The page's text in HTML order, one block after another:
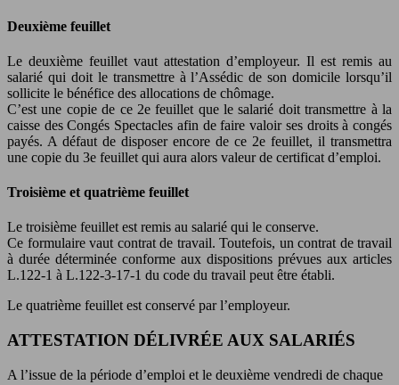
Deuxième feuillet
Le deuxième feuillet vaut attestation d’employeur. Il est remis au
salarié qui doit le transmettre à l’Assédic de son domicile lorsqu’il
sollicite le bénéfice des allocations de chômage.
C’est une copie de ce 2e feuillet que le salarié doit transmettre à la
caisse des Congés Spectacles afin de faire valoir ses droits à congés
payés. A défaut de disposer encore de ce 2e feuillet, il transmettra
une copie du 3e feuillet qui aura alors valeur de certificat d’emploi.
Troisième et quatrième feuillet
Le troisième feuillet est remis au salarié qui le conserve.
Ce formulaire vaut contrat de travail. Toutefois, un contrat de travail
à durée déterminée conforme aux dispositions prévues aux articles
L.122-1 à L.122-3-17-1 du code du travail peut être établi.
Le quatrième feuillet est conservé par l’employeur.
ATTESTATION DÉLIVRÉE AUX SALARIÉS
A l’issue de la période d’emploi et le deuxième vendredi de chaque